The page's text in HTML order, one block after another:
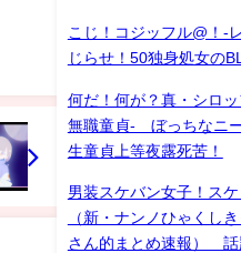
こじ！コジッフル@！-
じらせ！50独身処女の
何だ！何が？真・シ
無職童貞- ぼっちなニ
生童貞上等夜露死苦！
男装スケバン女子！スケ
（新・ナンノひゃくし
さん的まとめ速報） 話